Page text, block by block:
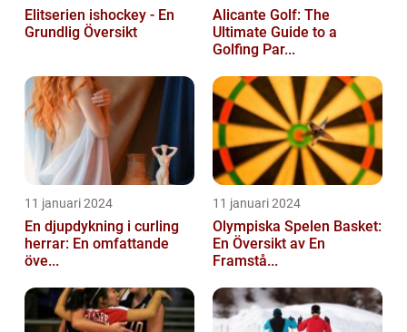
Elitserien ishockey - En
Grundlig Översikt
Alicante Golf: The
Ultimate Guide to a
Golfing Par...
11 januari 2024
En djupdykning i curling
herrar: En omfattande
öve...
11 januari 2024
Olympiska Spelen Basket:
En Översikt av En
Framstå...